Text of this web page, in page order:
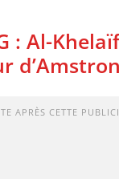
: Al-
APRÈS CETTE